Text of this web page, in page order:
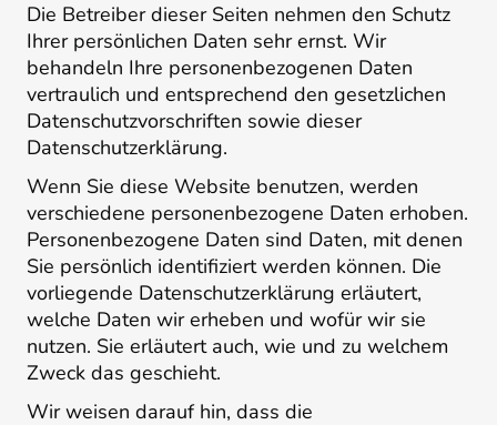
Die Betreiber dieser Seiten nehmen den Schutz
Ihrer persönlichen Daten sehr ernst. Wir
behandeln Ihre personenbezogenen Daten
vertraulich und entsprechend den gesetzlichen
Datenschutzvorschriften sowie dieser
Datenschutzerklärung.
Wenn Sie diese Website benutzen, werden
verschiedene personenbezogene Daten erhoben.
Personenbezogene Daten sind Daten, mit denen
Sie persönlich identifiziert werden können. Die
vorliegende Datenschutzerklärung erläutert,
welche Daten wir erheben und wofür wir sie
nutzen. Sie erläutert auch, wie und zu welchem
Zweck das geschieht.
Wir weisen darauf hin, dass die